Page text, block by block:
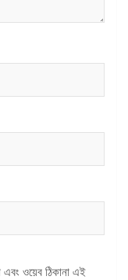
এবং ওয়েব ঠিকানা এই